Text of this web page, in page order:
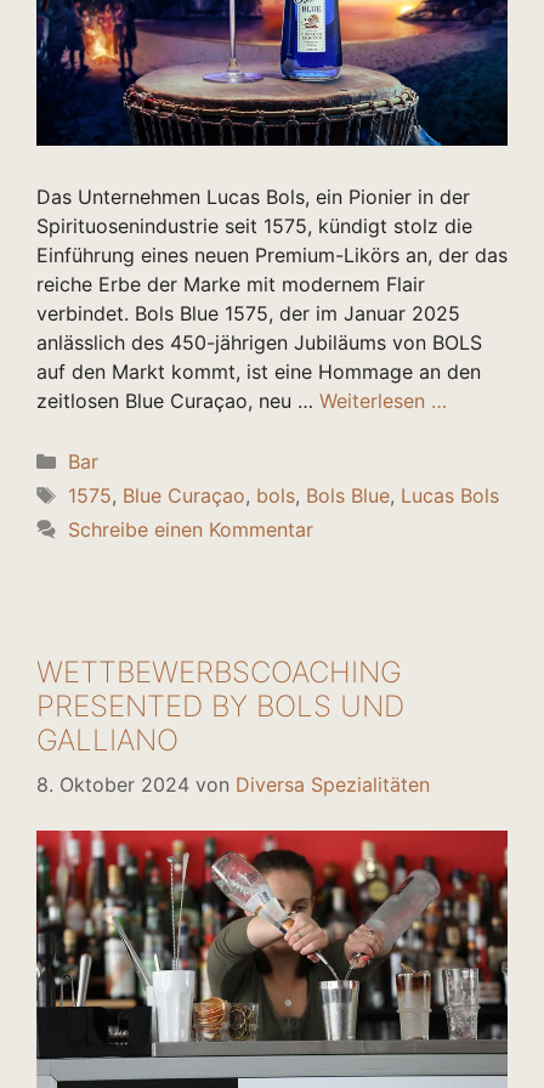
Das Unternehmen Lucas Bols, ein Pionier in der
Spirituosenindustrie seit 1575, kündigt stolz die
Einführung eines neuen Premium-Likörs an, der das
reiche Erbe der Marke mit modernem Flair
verbindet. Bols Blue 1575, der im Januar 2025
anlässlich des 450-jährigen Jubiläums von BOLS
auf den Markt kommt, ist eine Hommage an den
zeitlosen Blue Curaçao, neu … Weiterlesen …
Kategorien
Bar
Schlagwörter
1575, Blue Curaçao, bols, Bols Blue, Lucas Bols
Schreibe einen Kommentar
WETTBEWERBSCOACHING
PRESENTED BY BOLS UND
GALLIANO
8. Oktober 2024 von Diversa Spezialitäten